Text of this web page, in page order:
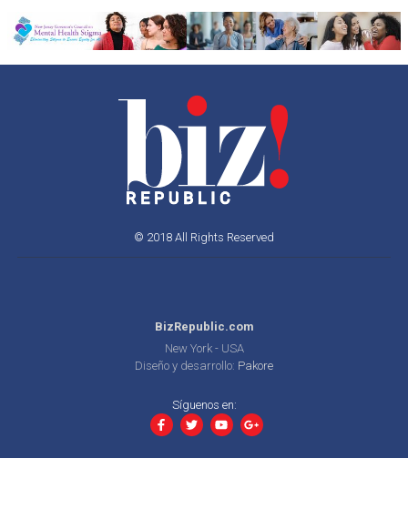
© 2018 All Rights Reserved
BizRepublic.com
New York - USA
Diseño y desarrollo: Pakore
Síguenos en: